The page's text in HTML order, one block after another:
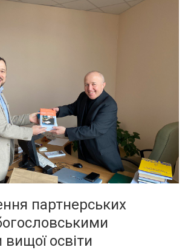
партнерських
освіти